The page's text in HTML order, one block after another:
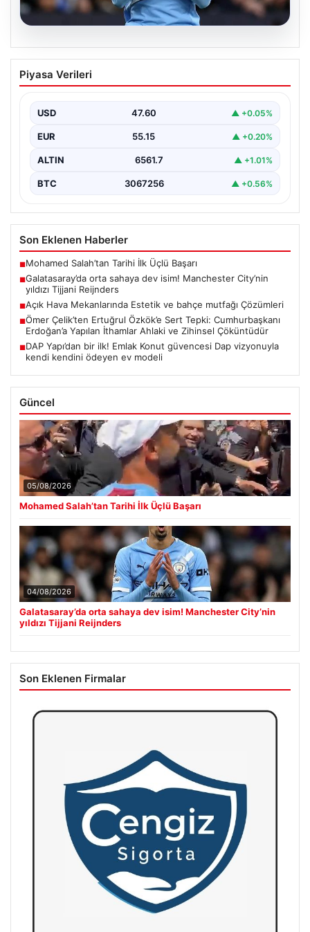
04.08.2026
Galatasaray’da orta sahaya dev isim!
Manchester City’nin yıldızı Tijjani
Piyasa Verileri
USD 47.60 ▲ +0.05%
EUR 55.15 ▲ +0.20%
ALTIN 6561.7 ▲ +1.01%
BTC 3067256 ▲ +0.56%
Son Eklenen Haberler
■Mohamed Salah’tan Tarihi İlk Üçlü Başarı
■Galatasaray’da orta sahaya dev isim! Manchester City’nin
yıldızı Tijjani Reijnders
■Açık Hava Mekanlarında Estetik ve bahçe mutfağı Çözümleri
■Ömer Çelik’ten Ertuğrul Özkök’e Sert Tepki: Cumhurbaşkanı
Erdoğan’a Yapılan İthamlar Ahlaki ve Zihinsel Çöküntüdür
■DAP Yapı’dan bir ilk! Emlak Konut güvencesi Dap vizyonuyla
kendi kendini ödeyen ev modeli
Güncel
05/08/2026
Mohamed Salah’tan Tarihi İlk Üçlü Başarı
04/08/2026
Galatasaray’da orta sahaya dev isim! Manchester City’nin
yıldızı Tijjani Reijnders
Son Eklenen Firmalar